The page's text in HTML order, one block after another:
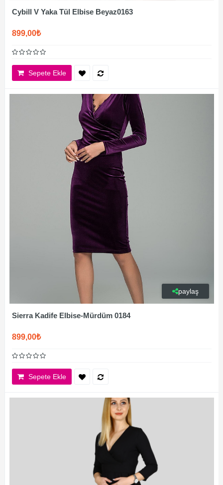
Cybill V Yaka Tül Elbise Beyaz0163
899,00₺
Sepete Ekle
paylaş
Sierra Kadife Elbise-Mürdüm 0184
899,00₺
Sepete Ekle